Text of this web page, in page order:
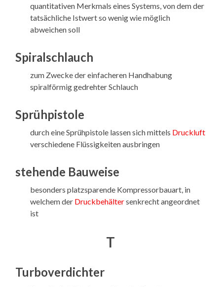
quantitativen Merkmals eines Systems, von dem der
tatsächliche Istwert so wenig wie möglich
abweichen soll
Spiralschlauch
zum Zwecke der einfacheren Handhabung
spiralförmig gedrehter Schlauch
Sprühpistole
durch eine Sprühpistole lassen sich mittels Druckluft
verschiedene Flüssigkeiten ausbringen
stehende Bauweise
besonders platzsparende Kompressorbauart, in
welchem der Druckbehältersenkrecht angeordnet
ist
T
Turboverdichter